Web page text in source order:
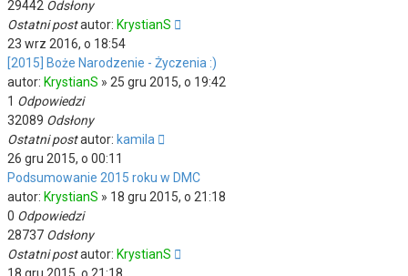
29442 Odsłony
Ostatni postautor: KrystianS
23 wrz 2016, o 18:54
[2015] Boże Narodzenie - Życzenia :)
autor: KrystianS » 25 gru 2015, o 19:42
1 Odpowiedzi
32089 Odsłony
Ostatni postautor: kamila
26 gru 2015, o 00:11
Podsumowanie 2015 roku w DMC
autor: KrystianS » 18 gru 2015, o 21:18
0 Odpowiedzi
28737 Odsłony
Ostatni postautor: KrystianS